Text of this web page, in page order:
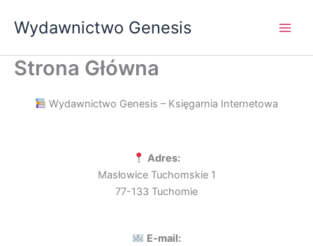
Wydawnictwo Genesis
Strona Główna
Wydawnictwo Genesis – Księgarnia Internetowa
Adres:
Masłowice Tuchomskie 1
77-133 Tuchomie
E-mail: